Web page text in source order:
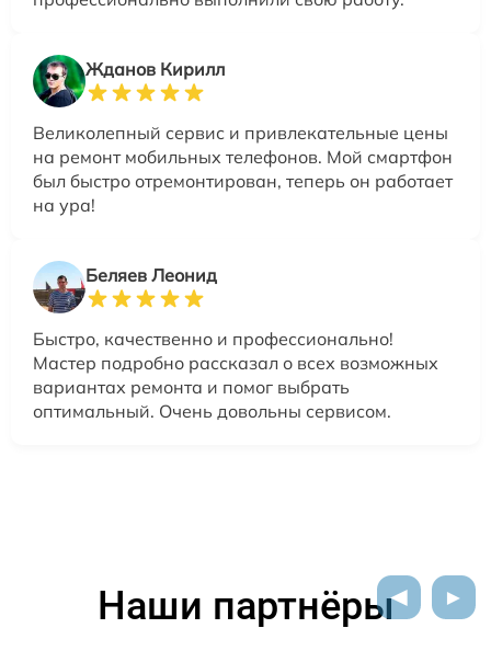
Жданов Кирилл
Великолепный сервис и привлекательные цены
на ремонт мобильных телефонов. Мой смартфон
был быстро отремонтирован, теперь он работает
на ура!
Беляев Леонид
Быстро, качественно и профессионально!
Мастер подробно рассказал о всех возможных
вариантах ремонта и помог выбрать
оптимальный. Очень довольны сервисом.
Наши партнёры